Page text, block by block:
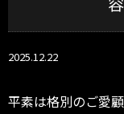
2025.12.22
平素は格別のご愛